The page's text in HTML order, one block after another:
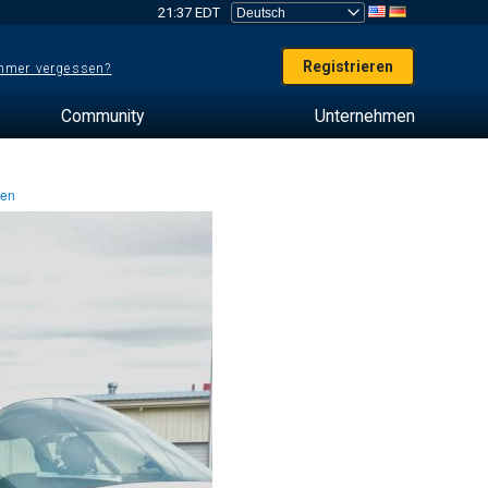
21:37 EDT
vergessen? Registrieren
Community Unternehmen